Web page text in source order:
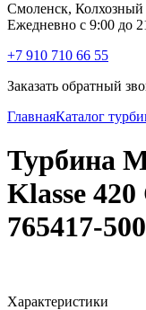
Смоленск, Колхозный
Ежедневно с 9:00 до
+7 910 710 66 55
Заказать обратный
ГлавнаяКаталог
Турбина
Klasse
765417-
Характеристики